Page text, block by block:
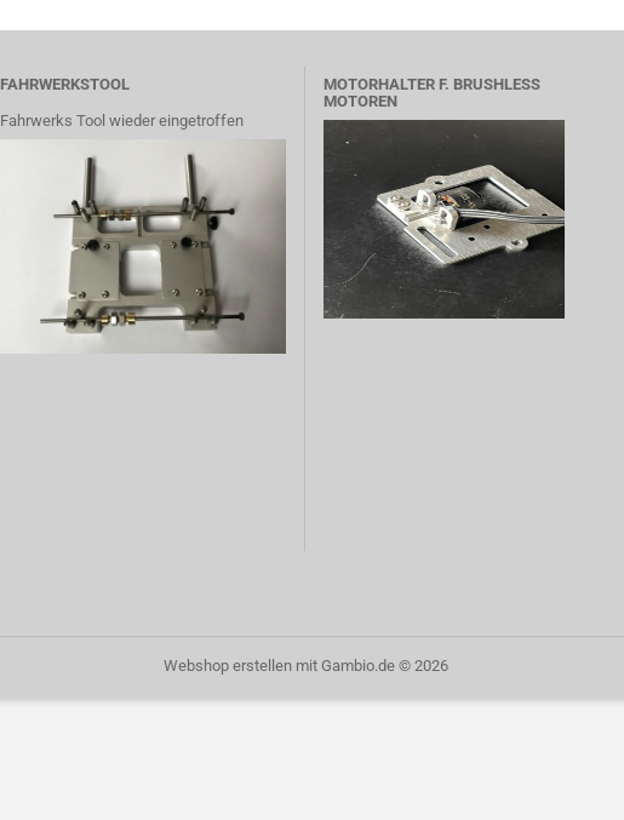
FAHRWERKSTOOL
Fahrwerks Tool wieder eingetroffen
MOTORHALTER F. BRUSHLESS
MOTOREN
Webshop erstellenmit Gambio.de © 2026